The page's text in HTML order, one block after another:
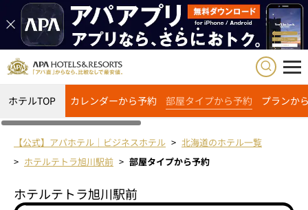
ホテルTOP カレンダーから予約 部屋タイプから予約 プランか
【公式】アパホテル｜ビジネスホテル
北海道のホテル一覧
ホテルテトラ旭川駅前
部屋タイプから予約
ホテルテトラ旭川駅前